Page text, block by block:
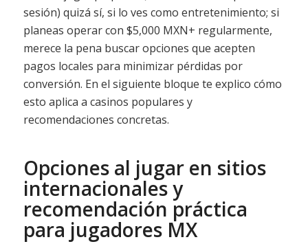
sesión) quizá sí, si lo ves como entretenimiento; si
planeas operar con $5,000 MXN+ regularmente,
merece la pena buscar opciones que acepten
pagos locales para minimizar pérdidas por
conversión. En el siguiente bloque te explico cómo
esto aplica a casinos populares y
recomendaciones concretas.
Opciones al jugar en sitios
internacionales y
recomendación práctica
para jugadores MX